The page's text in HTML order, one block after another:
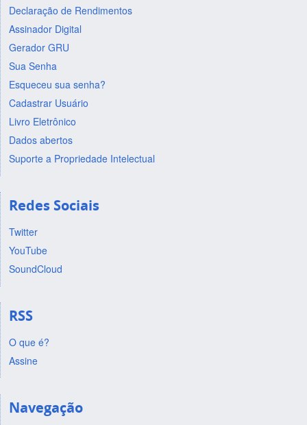
Declaração de Rendimentos
Assinador Digital
Gerador GRU
Sua Senha
Esqueceu sua senha?
Cadastrar Usuário
Livro Eletrônico
Dados abertos
Suporte a Propriedade Intelectual
Redes Sociais
Twitter
YouTube
SoundCloud
RSS
O que é?
Assine
Navegação